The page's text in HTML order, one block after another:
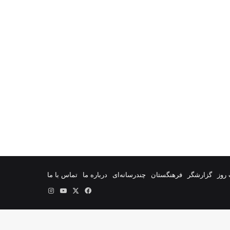
گزارشگر فرهنگستان چندرسانه‌ای درباره ما
تماس با ما
فیس
یوتیوب